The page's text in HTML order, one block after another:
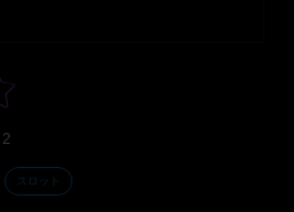
2
スロット